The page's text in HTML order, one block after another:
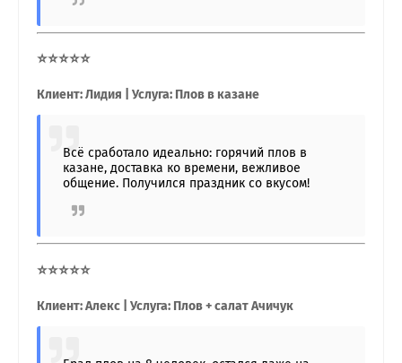
⭐⭐⭐⭐⭐
Клиент: Лидия | Услуга: Плов в казане
Всё сработало идеально: горячий плов в
казане, доставка ко времени, вежливое
общение. Получился праздник со вкусом!
⭐⭐⭐⭐⭐
Клиент: Алекс | Услуга: Плов + салат Ачичук